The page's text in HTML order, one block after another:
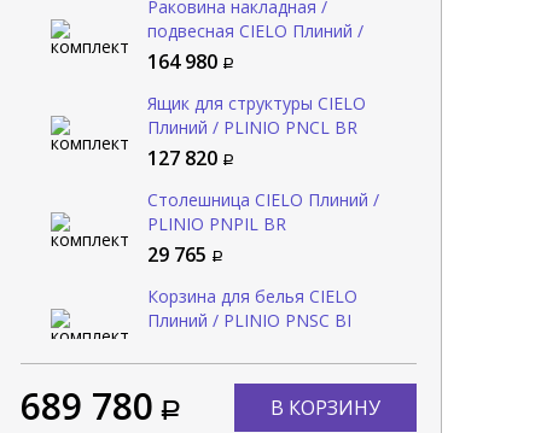
/ PLINIO PNSC10 BI
62 360
PLINIO PNPIL BR
29 765
Уже в комплекте
Раковина накладная /
подвесная CIELO Плиний /
PLINIO PNLASF BR
164 980
Ящик для структуры CIELO
Плиний / PLINIO PNCL BR
127 820
Столешница CIELO Плиний /
PLINIO PNPIL BR
29 765
Корзина для белья CIELO
Плиний / PLINIO PNSC BI
Консоль для раковины CIELO
Плиний / PLINIO PNSTE RO
689 780 В КОРЗИНУ